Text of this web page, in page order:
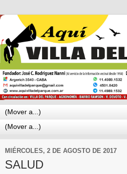
MIÉRCOLES, 2 DE AGOSTO DE 2017
SALUD